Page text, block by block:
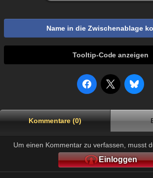
Name in die Zwischenablage
Tooltip-Code anzeigen
Kommentare (0)
Um einen Kommentar zu verfassen, musst
Einloggen